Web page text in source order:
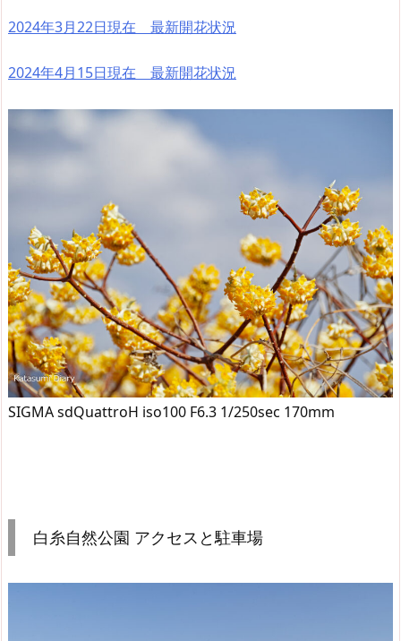
2024年3月22日現在 最新開花状況
2024年4月15日現在 最新開花状況
SIGMA sdQuattroH iso100 F6.3 1/250sec 170mm
白糸自然公園 アクセスと駐車場